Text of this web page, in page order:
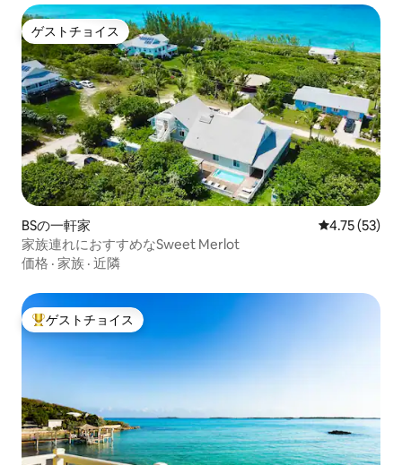
ゲストチョイス
ゲストチョイス
BSの一軒家 レビュー53
4.75 (53)
家族連れにおすすめなSweet Merlot
価格 · 家族 · 近隣
大好評のゲストチョイスです。
ゲストチョイス